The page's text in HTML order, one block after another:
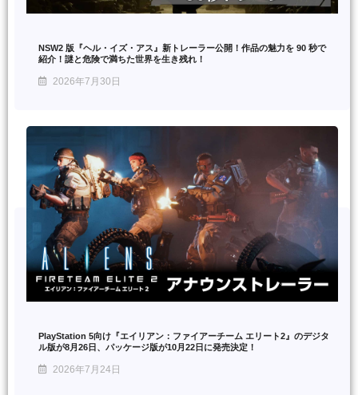
NSW2 版『ヘル・イズ・アス』新トレーラー公開！作品の魅力を 90 秒で
紹介！謎と危険で満ちた世界を生き残れ！
2026年7月30日
PlayStation 5向け『エイリアン：ファイアーチーム エリート2』のデジタ
ル版が8月26日、パッケージ版が10月22日に発売決定！
2026年7月24日